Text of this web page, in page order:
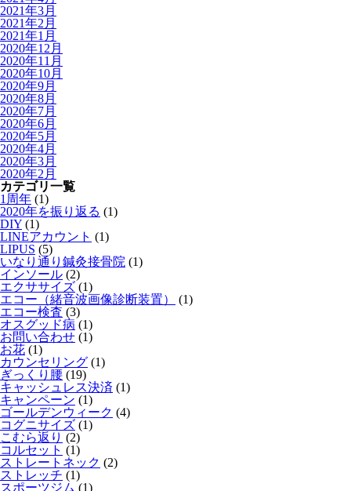
2021年3月
2021年2月
2021年1月
2020年12月
2020年11月
2020年10月
2020年9月
2020年8月
2020年7月
2020年6月
2020年5月
2020年4月
2020年3月
2020年2月
カテゴリ一覧
1周年 (1)
2020年を振り返る (1)
DIY (1)
LINEアカウント (1)
LIPUS (5)
いなり通り鍼灸接骨院 (1)
インソール (2)
エクササイズ (1)
エコー（緒音波画像診断装置）
(1)
エコー検査 (3)
オスグッド病 (1)
お問い合わせ (1)
お花 (1)
カウンセリング (1)
ぎっくり腰 (19)
キャッシュレス決済 (1)
キャンペーン (1)
ゴールデンウィーク (4)
コグニサイズ (1)
こむら返り (2)
コルセット (1)
ストレートネック (2)
ストレッチ (1)
スポーツジム (1)